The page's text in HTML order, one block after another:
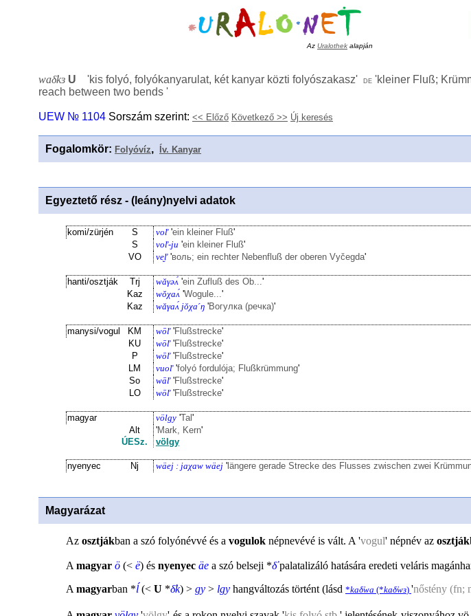
Az Uralothek alapján
waδ̕kɜ U 'kis folyó, folyókanyarulat, két kanyar közti folyószakasz' de 'kleiner Fluß;
reach between two bends '
UEW № 1104 Sorszám szerint: << Előző Következő >> Új keresés
Fogalomkör: Folyóvíz, Ív. Kanyar
Egyeztető rész - (leány)nyelvi adatok
komi/zürjén S voľ'ein kleiner Fluß'
S
voľ-ju 'ein kleiner Fluß'
VO
ve̮ľ'воль; ein rechter Nebenfluß der oberen Vyčegda'
hanti/osztják Trj wăγəʌ́ 'ein Zufluß des Ob...'
Kaz
wŏχaʌ́ 'Wogule...'
Kaz
wăγaʌ́ jŏχaˊŋ 'Вогулка (речка)'
manysi/vogul KM wōľ'Flußstrecke'
KU
wōľ'Flußstrecke'
P
wōľ'Flußstrecke'
LM
vuoľ'folyó fordulója; Flußkrümmung'
So
wāľ'Flußstrecke'
LO
wōľ'Flußstrecke'
magyar völgy 'Tal'
Alt
'Mark, Kern'
ÚESz.
völgy
nyenyec Nj wäej : jaχaw wäej ' längere gerade Strecke des Flusses zwischen zwei
Magyarázat
Az osztjákban a szó folyónévvé és a vogulok népnevévé is vált. A 'vogul' népnév az osztják
A magyar ö (< ë) és nyenyec äe a szó belseji *δ̕palatalizáló hatására eredeti veláris
A magyarban *ĺ (< U *δ̕k) > gy > lgy hangváltozás történt (lásd *kaδ̕wa (*kaδ̕wɜ) 'nőstény (fn;